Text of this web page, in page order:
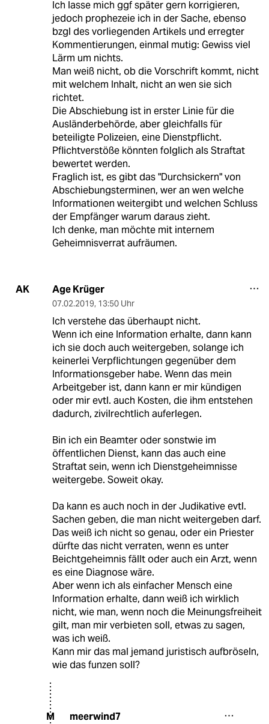
Ich lasse mich ggf später gern korrigieren,
jedoch prophezeie ich in der Sache, ebenso
bzgl des vorliegenden Artikels und erregter
Kommentierungen, einmal mutig: Gewiss viel
Lärm um nichts.
Man weiß nicht, ob die Vorschrift kommt, nicht
mit welchem Inhalt, nicht an wen sie sich
richtet.
Die Abschiebung ist in erster Linie für die
Ausländerbehörde, aber gleichfalls für
beteiligte Polizeien, eine Dienstpflicht.
Pflichtverstöße könnten folglich als Straftat
bewertet werden.
Fraglich ist, es gibt das "Durchsickern" von
Abschiebungsterminen, wer an wen welche
Informationen weitergibt und welchen Schluss
der Empfänger warum daraus zieht.
Ich denke, man möchte mit internem
Geheimnisverrat aufräumen.
AK Age Krüger
07.02.2019, 13:50 Uhr
Ich verstehe das überhaupt nicht.
Wenn ich eine Information erhalte, dann kann
ich sie doch auch weitergeben, solange ich
keinerlei Verpflichtungen gegenüber dem
Informationsgeber habe. Wenn das mein
Arbeitgeber ist, dann kann er mir kündigen
oder mir evtl. auch Kosten, die ihm entstehen
dadurch, zivilrechtlich auferlegen.
Bin ich ein Beamter oder sonstwie im
öffentlichen Dienst, kann das auch eine
Straftat sein, wenn ich Dienstgeheimnisse
weitergebe. Soweit okay.
Da kann es auch noch in der Judikative evtl.
Sachen geben, die man nicht weitergeben darf.
Das weiß ich nicht so genau, oder ein Priester
dürfte das nicht verraten, wenn es unter
Beichtgeheimnis fällt oder auch ein Arzt, wenn
es eine Diagnose wäre.
Aber wenn ich als einfacher Mensch eine
Information erhalte, dann weiß ich wirklich
nicht, wie man, wenn noch die Meinungsfreiheit
gilt, man mir verbieten soll, etwas zu sagen,
was ich weiß.
Kann mir das mal jemand juristisch aufbröseln,
wie das funzen soll?
M meerwind7